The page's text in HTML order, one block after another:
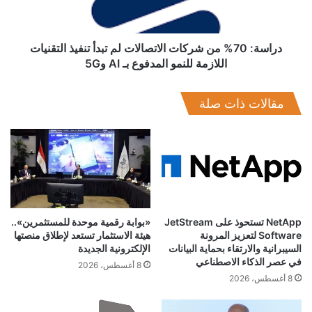
التأشيرة ورسوم الخدمة الكترونياً من خلال القنوات المُتاحة عبر
المنظومة، ليتم اصدار طابع التأشيرة في شكل رمز استجابة سريع
(QR Code)، حيث يقوم المختص بمنفذ الجوازات بمسح رمز
الاستجابة للتحقق من صحته ومطابقته، ذلك فضلًا عن إمكانية
السياحية.
اللازمة
AI
دراسة: 70% من شركات الاتصالات لم تبدأ تنفيذ التقنيات
اللازمة للنمو المدفوع بـ AI و5G
مقالات ذات صلة
NetApp تستحوذ على JetStream
Software لتعزيز المرونة
السيبرانية والارتقاء بحماية البيانات
في عصر الذكاء الاصطناعي
8 أغسطس، 2026
«بوابة رقمية موحدة للمستثمرين»..
هيئة الاستثمار تستعد لإطلاق منصتها
الإلكترونية الجديدة
8 أغسطس، 2026